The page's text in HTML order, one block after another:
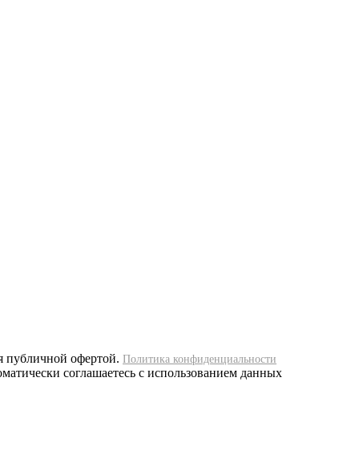
офертой. Политика конфиденциальности
соглашаетесь с использованием данных